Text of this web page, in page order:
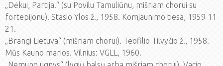
„Dėkui, Partija!“ (su Povilu Tamuliūnu, mišriam chorui su
fortepijonu). Stasio Ylos ž., 1958. Komjaunimo tiesa, 1959 11
21.
„Brangi Lietuva“ (mišriam chorui). Teofilio Tilvyčio ž., 1958.
Mūs Kauno marios. Vilnius: VGLL, 1960.